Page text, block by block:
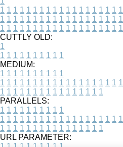
1 1 1 1 1 1 1 1 1 1 1 1 1 1 1 1 1 1 1
1 1 1 1 1 1 1 1 1 1 1 1 1 1 1 1 1 1 1
1 1 1 1 1 1 1 1 1 1 1 1 1 1 1 1 1 1 1
CUTTLY OLD:
1
1 1 1 1 1 1 1 1 1 1
MEDIUM:
1 1 1 1 1 1 1 1 1 1
1 1 1 1 1 1 1 1 1 1 1 1 1 1 1 1 1 1 1
1 1 1 1 1 1 1 1 1 1 1 1 1 1 1 1
PARALLELS:
1 1 1 1 1 1 1 1 1 1
1 1 1 1 1 1 1 1 1 1 1 1 1 1 1 1 1 1 1
1 1 1 1 1 1 1 1 1 1 1 1 1 1 1 1
URL PARAMETER: